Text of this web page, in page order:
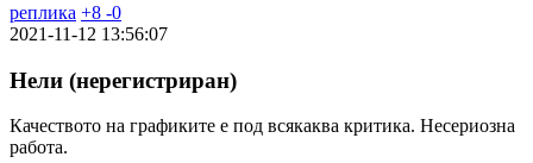
реплика +8 -0
2021-11-12 13:56:07
Нели (нерегистриран)
Качеството на графиките е под всякаква критика. Несериозна
работа.